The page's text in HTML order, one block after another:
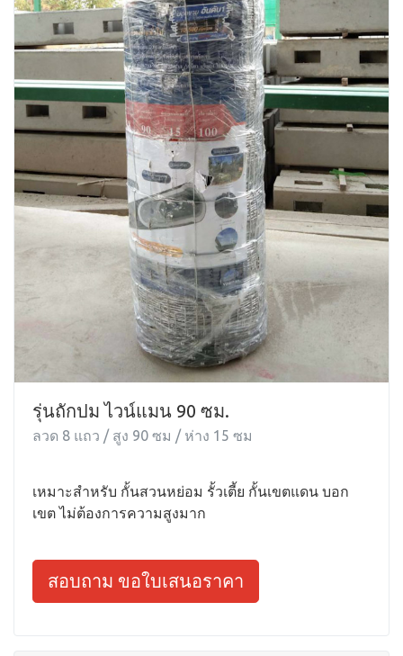
รุ่นถักปม ไวน์แมน 90 ซม.
ลวด 8 แถว / สูง 90 ซม / ห่าง 15 ซม
เหมาะสำหรับ กั้นสวนหย่อม รั้วเตี้ย กั้นเขตแดน บอก
เขต ไม่ต้องการความสูงมาก
สอบถาม ขอใบเสนอราคา